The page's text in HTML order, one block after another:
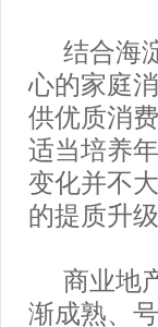
结合海
心的家庭
供优质消
适当培养
变化并不
的提质升
商业地
渐成熟、